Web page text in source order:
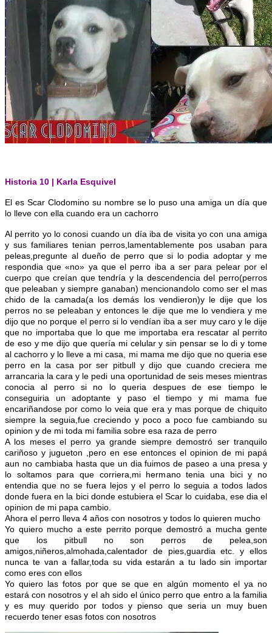
Historia 10 | Karla Esquivel
El es Scar Clodomino su nombre se lo puso una amiga un día que
lo lleve con ella cuando era un cachorro
Al perrito yo lo conosi cuando un día iba de visita yo con una amiga
y sus familiares tenian perros,lamentablemente pos usaban para
peleas,pregunte al dueño de perro que si lo podia adoptar y me
respondia que «no» ya que el perro iba a ser para pelear por el
cuerpo que creían que tendría y la descendencia del perro(perros
que peleaban y siempre ganaban) mencionandolo como ser el mas
chido de la camada(a los demás los vendieron)y le dije que los
perros no se peleaban y entonces le dije que me lo vendiera y me
dijo que no porque el perro si lo vendían iba a ser muy caro y le dije
que no importaba que lo que me importaba era rescatar al perrito
de eso y me dijo que quería mi celular y sin pensar se lo di y tome
al cachorro y lo lleve a mi casa, mi mama me dijo que no queria ese
perro en la casa por ser pitbull y dijo que cuando creciera me
arrancaria la cara y le pedi una oportunidad de seis meses mientras
conocia al perro si no lo queria despues de ese tiempo le
conseguiria un adoptante y paso el tiempo y mi mama fue
encariñandose por como lo veia que era y mas porque de chiquito
siempre la seguia,fue creciendo y poco a poco fue cambiando su
opinion y de mi toda mi familia sobre esa raza de perro
A los meses el perro ya grande siempre demostró ser tranquilo
cariñoso y jugueton ,pero en ese entonces el opinion de mi papá
aun no cambiaba hasta que un dia fuimos de paseo a una presa y
lo soltamos para que corriera,mi hermano tenia una bici y no
entendia que no se fuera lejos y el perro lo seguia a todos lados
donde fuera en la bici donde estubiera el Scar lo cuidaba, ese dia el
opinion de mi papa cambio.
Ahora el perro lleva 4 años con nosotros y todos lo quieren mucho
Yo quiero mucho a este perrito porque demostró a mucha gente
que los pitbull no son perros de pelea,son
amigos,niñeros,almohada,calentador de pies,guardia etc. y ellos
nunca te van a fallar,toda su vida estarán a tu lado sin importar
como eres con ellos
Yo quiero las fotos por que se que en algún momento el ya no
estará con nosotros y el ah sido el único perro que entro a la familia
y es muy querido por todos y pienso que seria un muy buen
recuerdo tener esas fotos con nosotros